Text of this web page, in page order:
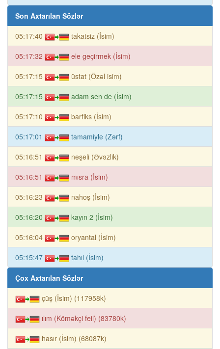
Son Axtarılan Sözlər
05:17:40 takatsiz (İsim)
05:17:32 ele geçirmek (İsim)
05:17:15 üstat (Özəl isim)
05:17:15 adam sen de (İsim)
05:17:10 barfiks (İsim)
05:17:01 tamamiyle (Zərf)
05:16:51 neşeli (Əvəzlik)
05:16:51 mısra (İsim)
05:16:23 nahoş (İsim)
05:16:20 kayın 2 (İsim)
05:16:04 oryantal (İsim)
05:15:47 tahıl (İsim)
Çox Axtarılan Sözlər
çüş (İsim) (117958k)
ılım (Köməkçi feil) (83780k)
hasır (İsim) (68087k)